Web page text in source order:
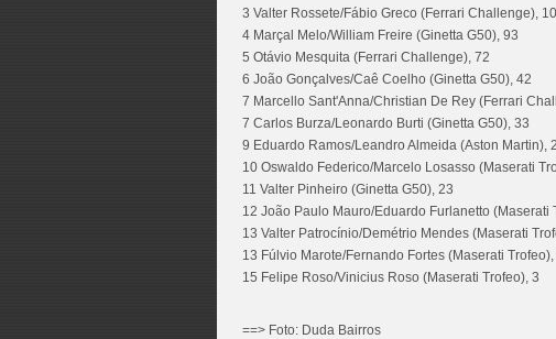
3 Valter Rossete/Fábio Greco (Ferrari Challenge),
4 Marçal Melo/William Freire (Ginetta G50), 93
5 Otávio Mesquita (Ferrari Challenge), 72
6 João Gonçalves/Caê Coelho (Ginetta G50), 42
7 Marcello Sant'Anna/Christian De Rey (Ferrari
7 Carlos Burza/Leonardo Burti (Ginetta G50), 33
9 Eduardo Ramos/Leandro Almeida (Aston Martin),
10 Oswaldo Federico/Marcelo Losasso (Maserati
11 Valter Pinheiro (Ginetta G50), 23
12 João Paulo Mauro/Eduardo Furlanetto (Maserati
13 Valter Patrocínio/Demétrio Mendes (Maserati
13 Fúlvio Marote/Fernando Fortes (Maserati Trofeo),
15 Felipe Roso/Vinicius Roso (Maserati Trofeo), 3
==> Foto: Duda Bairros